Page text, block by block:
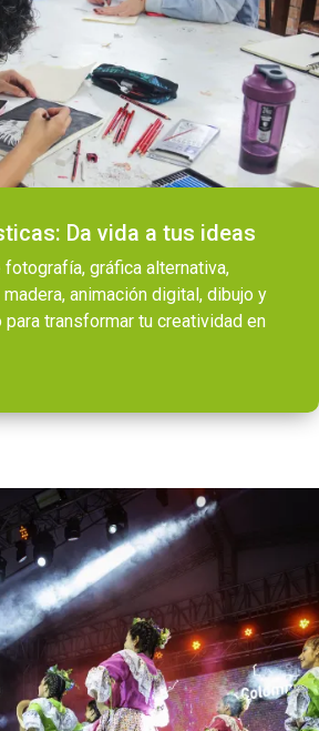
Da vida a tus ideas
gráfica alternativa,
animación digital, dibujo y
para transformar tu creatividad en